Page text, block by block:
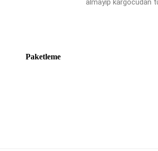
almayıp kargocudan
Paketleme